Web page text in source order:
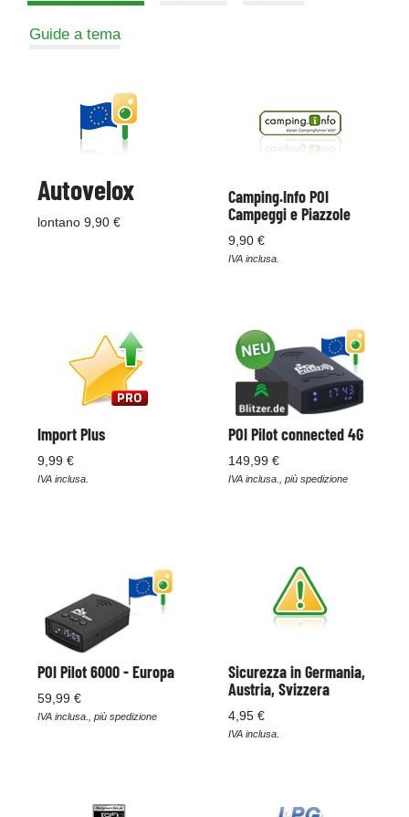
Guide a tema
Autovelox
lontano 9,90 €
Camping.Info POI
Campeggi e Piazzole
9,90 €
IVA inclusa.
Import Plus
9,99 €
IVA inclusa.
POI Pilot connected 4G
149,99 €
IVA inclusa., più spedizione
POI Pilot 6000 - Europa
59,99 €
IVA inclusa., più spedizione
Sicurezza in Germania,
Austria, Svizzera
4,95 €
IVA inclusa.